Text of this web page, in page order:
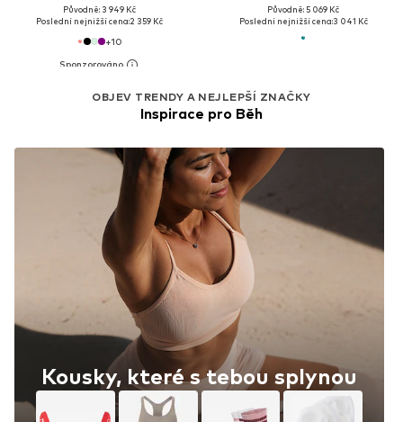
Původně: 3 949 Kč
Poslední nejnižší cena:2 359 Kč
+10
Původně: 5 069 Kč
Poslední nejnižší cena:3 041 Kč
OBJEV TRENDY A NEJLEPŠÍ ZNAČKY
Inspirace pro Běh
Kousky, které s tebou splynou